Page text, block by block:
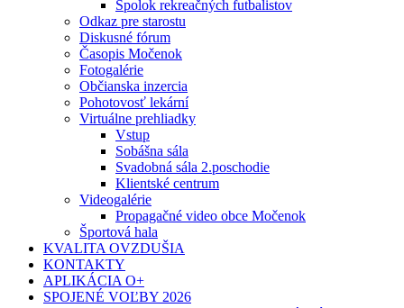
Spolok rekreačných futbalistov
Odkaz pre starostu
Diskusné fórum
Časopis Močenok
Fotogalérie
Občianska inzercia
Pohotovosť lekární
Virtuálne prehliadky
Vstup
Sobášna sála
Svadobná sála 2.poschodie
Klientské centrum
Videogalérie
Propagačné video obce Močenok
Športová hala
KVALITA OVZDUŠIA
KONTAKTY
APLIKÁCIA O+
SPOJENÉ VOĽBY 2026